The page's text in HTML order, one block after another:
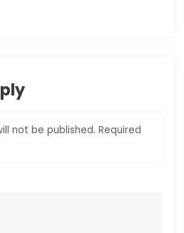
not be published. Required